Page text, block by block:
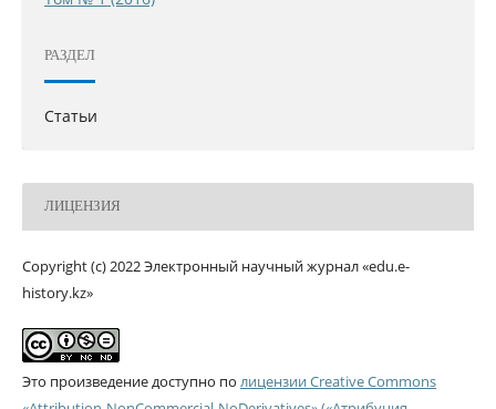
РАЗДЕЛ
Статьи
ЛИЦЕНЗИЯ
Copyright (c) 2022 Электронный научный журнал «edu.e-
history.kz»
Это произведение доступно по лицензии Creative Commons